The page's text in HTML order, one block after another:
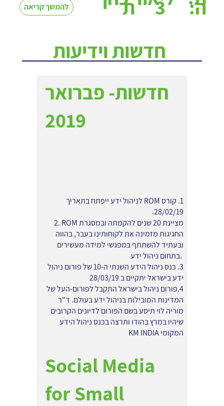
להמשך קריאה
ת
ה:
3
חדשות וידיעות
חדשות- פברואר
2019
1. קורס ROM לניהול ידע ייפתח בתאריך
28/02/19.
2. ROM מציינת 20 שנים להקמתה ובמסגרת
החגיגות מזמינה את לקוחותינו בעבר, בהווה
ובעתיד להשתתף במפגשי למידה מעשירים
בתחום ניהול ידע.
3. כנס ניהול הידע השנתי ה-10 של פורום ניהול
ידע בישראל יתקיים ב 28/03/19
4.פורום ניהול בישראל התקבל לפורום-העל של
המדינות המובילות בניהול ידע בעולם. ד"ר
מוריה לוי תיסע בשם הפורום לדיונים הקרובים
שיהיו במרץ בהודו ותרצה בכנס ניהול הידע
המקומי KM INDIA
Social Media
for Small